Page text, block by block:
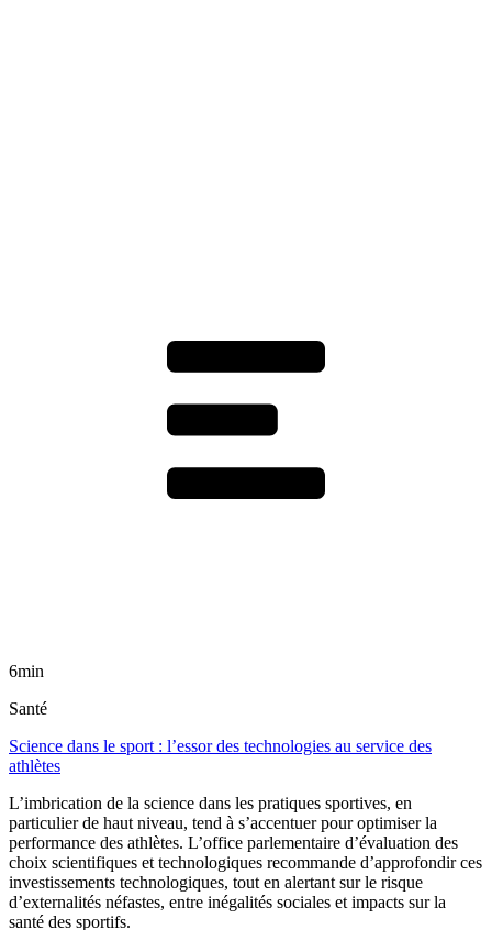
6min
Santé
Science dans le sport : l’essor des technologies au service des
athlètes
L’imbrication de la science dans les pratiques sportives, en
particulier de haut niveau, tend à s’accentuer pour optimiser la
performance des athlètes. L’office parlementaire d’évaluation des
choix scientifiques et technologiques recommande d’approfondir ces
investissements technologiques, tout en alertant sur le risque
d’externalités néfastes, entre inégalités sociales et impacts sur la
santé des sportifs.